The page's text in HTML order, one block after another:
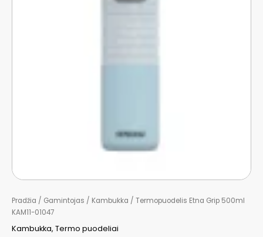
Pradžia / Gamintojas / Kambukka / Termopuodelis Etna Grip 500ml
KAM11-01047
Kambukka, Termo puodeliai